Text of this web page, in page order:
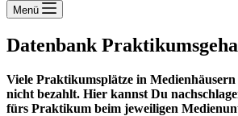
Menü
Datenbank
Viele Praktikumsplätze in
nicht bezahlt. Hier kannst Du
fürs Praktikum beim jeweiligen